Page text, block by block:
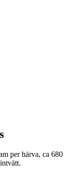
per härva, ca 680